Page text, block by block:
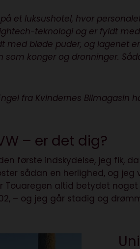
et luksushotel, hvor
teknologi og er fyldt
med bløde puder, og lagenet
konger og dronninger.
fra Kvindernes Bilmagasin
– er det dig?
første indskydelse, jeg fik,
sådan en herlighed, og
Touaregen altid betydet
– og jeg går stadig og